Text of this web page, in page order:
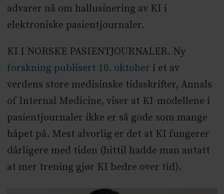
advarer nå om hallusinering av KI i
elektroniske pasientjournaler.
KI I NORSKE PASIENTJOURNALER. Ny
forskning publisert 10. oktober i et av
verdens store medisinske tidsskrifter, Annals
of Internal Medicine, viser at KI-modellene i
pasientjournaler ikke er så gode som mange
håpet på. Mest alvorlig er det at KI fungerer
dårligere med tiden (hittil hadde man antatt
at mer trening gjør KI bedre over tid).